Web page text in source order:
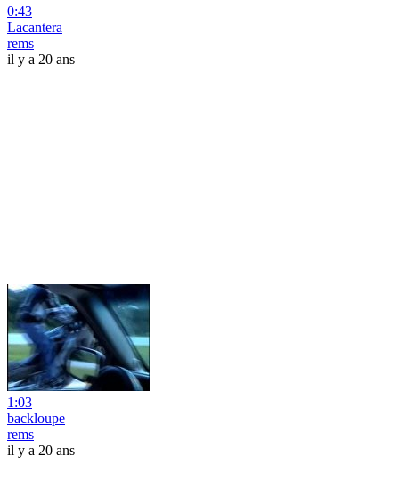
0:43
Lacantera
rems
il y a 20 ans
1:03
backloupe
rems
il y a 20 ans